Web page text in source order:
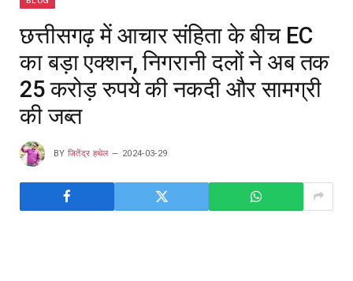
छत्तीसगढ़ में आचार संहिता के बीच EC
का बड़ा एक्शन, निगरानी दलों ने अब तक
25 करोड़ रुपये की नकदी और सामग्री
की जब्त
BY जितेंद्र हथेल 2024-03-29